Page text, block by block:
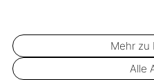
Mehr zu
Alle